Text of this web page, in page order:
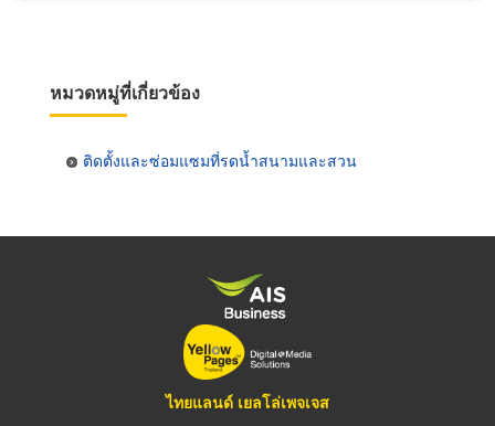
หมวดหมู่ที่เกี่ยวข้อง
ติดตั้งและซ่อมแซมที่รดน้ำสนามและสวน
ไทยแลนด์ เยลโล่เพจเจส